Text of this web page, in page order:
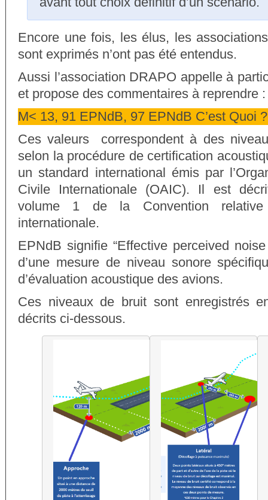
Encore une fois, les élus, les
sont exprimés n’ont pas été entendus.
Aussi l’association DRAPO appelle à
et propose des commentaires à reprendre
M< 13, 91 EPNdB, 97 EPNdB C’est Quoi
Ces valeurs correspondent à des
selon la procédure de certification
un standard international émis par
Civile Internationale (OAIC). Il est
volume 1 de la Convention
internationale.
EPNdB signifie “Effective perceived
d’une mesure de niveau sonore
d’évaluation acoustique des avions.
Ces niveaux de bruit sont enregistrés
décrits ci-dessous.